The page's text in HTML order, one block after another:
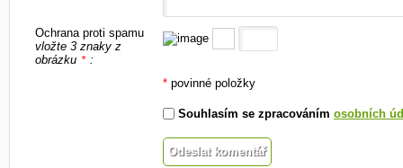
Ochrana proti spamu
vložte 3 znaky z
obrázku * :
* povinné položky
Souhlasím se zpracováním osobních